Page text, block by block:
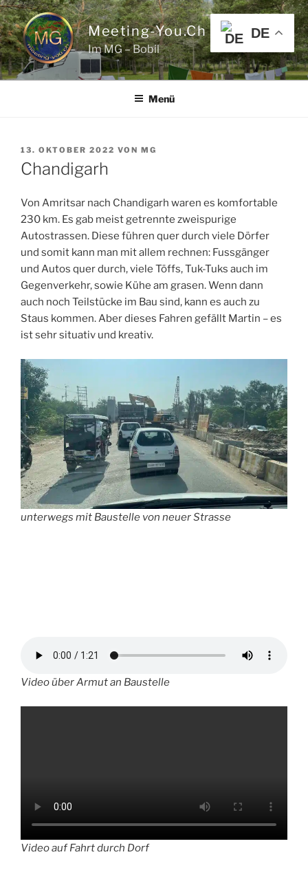
Zum
Inhalt
springen
Meeting-You.ch
Im MG – Bobil
Menü
VERÖFFENTLICHT
AM
13. OKTOBER 2022 VON MG
Chandigarh
Von Amritsar nach Chandigarh waren es komfortable
230 km. Es gab meist getrennte zweispurige
Autostrassen. Diese führen quer durch viele Dörfer
und somit kann man mit allem rechnen: Fussgänger
und Autos quer durch, viele Töffs, Tuk-Tuks auch im
Gegenverkehr, sowie Kühe am grasen. Wenn dann
auch noch Teilstücke im Bau sind, kann es auch zu
Staus kommen. Aber dieses Fahren gefällt Martin – es
ist sehr situativ und kreativ.
unterwegs mit Baustelle von neuer Strasse
Video über Armut an Baustelle
Video auf Fahrt durch Dorf
DE